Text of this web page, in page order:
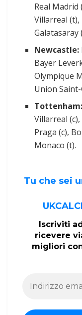
Real Madrid
Villarreal (t),
Galatasaray
Newcastle:
Bayer
Olympique
Union
Tottenham:
Villarreal
Praga (c),
Monaco (t).
Tu che sei
Iscriviti ad
ricevere
migliori